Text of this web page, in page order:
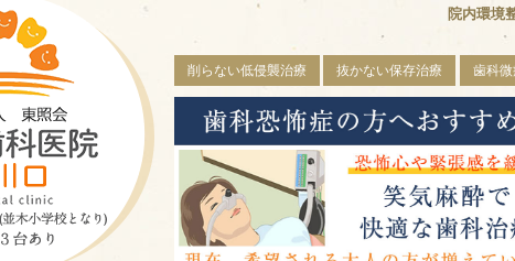
院内環境
削らない低侵襲治療 抜かない保存治療 歯科